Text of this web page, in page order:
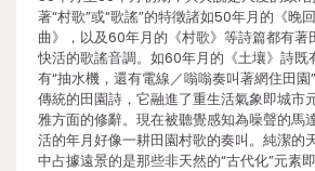
著“村歌”或“歌謠”的特徵諸如50年月的《晚
曲》，以及60年月的《村歌》等詩篇都有著
快活的歌謠音調。如60年月的《土壤》詩既
有“抽水機，還有電線／嗡嗡奏叫著網住田
傳統的田園詩，它融進了重生活氣象即城市
雅方面的修辭。現在被聽覺感知為噪聲的馬
活的年月好像一耕田園村歌的奏叫。純潔的
中占據遠景的是那些非天然的“古代化”元素